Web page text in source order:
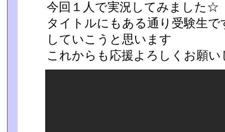
今回１人で実況してみました☆
タイトルにもある通り受験生
していこうと思います
これからも応援よろしくお願